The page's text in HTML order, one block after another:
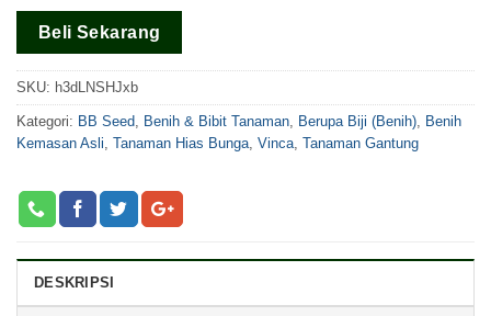
pelanggan
Beli Sekarang
SKU: h3dLNSHJxb
Kategori: BB Seed, Benih & Bibit Tanaman, Berupa Biji (Benih), Benih
Kemasan Asli, Tanaman Hias Bunga, Vinca, Tanaman Gantung
DESKRIPSI